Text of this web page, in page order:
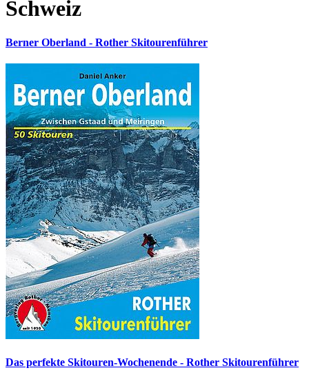
Schweiz
Berner Oberland - Rother Skitourenführer
Das perfekte Skitouren-Wochenende - Rother Skitourenführer